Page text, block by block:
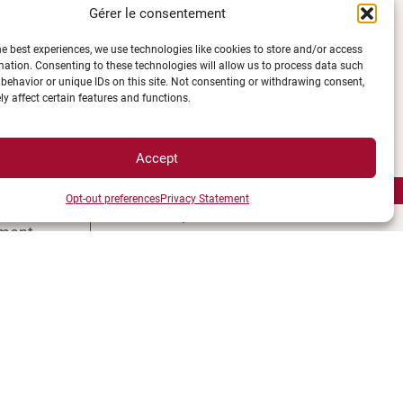
Gérer le consentement
best experiences, we use technologies like cookies to store and/or access
Consenting to these technologies will allow us to process data such
or unique IDs on this site. Not consenting or withdrawing consent,
affect certain features and functions.
Accept
Opt-out preferencesPrivacy Statement
Plan d’accès des campus
Données personnelles et
gestion des cookies
Gérer mes cookies
Politique de confidentialité